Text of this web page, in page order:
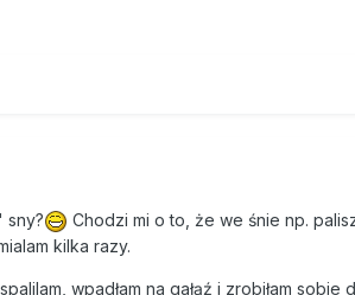
sny?
Chodzi mi o to, że we śnie np.
kilka razy.
wpadłam na gałąź i zrobiłam sobie